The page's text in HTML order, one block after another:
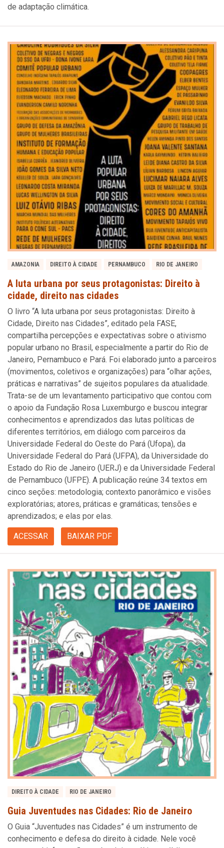
de adaptação climática.
AMAZONIA DIREITO À CIDADE PERNAMBUCO RIO DE JANEIRO
A luta urbana por seus protagonistas: Direito à
cidade, direito nas cidades
O livro “A luta urbana por seus protagonistas: Direito à
Cidade, Direito nas Cidades”, editado pela FASE,
compartilha percepções e expectativas sobre o ativismo
popular urbano no Brasil, especialmente a partir do Rio de
Janeiro, Pernambuco e Pará. Foi elaborado junto a parceiros
(movimentos, coletivos e organizações) para “olhar ações,
práticas e narrativas” de sujeitos populares da atualidade.
Trata-se de um levantamento participativo que contou com
o apoio da Fundação Rosa Luxemburgo e buscou integrar
conhecimentos e aprendizados das lutas políticas de
diferentes territórios, em diálogo com parceiros da
Universidade Federal do Oeste do Pará (Ufopa), da
Universidade Federal do Pará (UFPA), da Universidade do
Estado do Rio de Janeiro (UERJ) e da Universidade Federal
de Pernambuco (UFPE). A publicação reúne 34 textos em
cinco seções: metodologia; contexto panorâmico e visões
exploratórias; atores, práticas e gramáticas; tensões e
aprendizados; e elas por elas.
ACESSAR BAIXAR PDF
DIREITO À CIDADE RIO DE JANEIRO
Guia Juventudes nas Cidades: Rio de Janeiro
O Guia “Juventudes nas Cidades” é um instrumento de
conhecimento e defesa do direito à cidade. Nele você